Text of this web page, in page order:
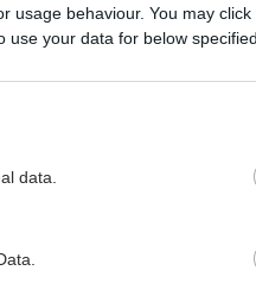
usage behaviour. You may
your data for below
data.
των